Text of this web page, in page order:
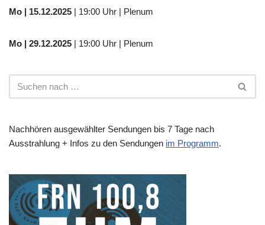
Mo | 15.12.2025 | 19:00 Uhr | Plenum
Mo | 29.12.2025 | 19:00 Uhr | Plenum
Nachhören ausgewählter Sendungen bis 7 Tage nach
Ausstrahlung + Infos zu den Sendungen im Programm.